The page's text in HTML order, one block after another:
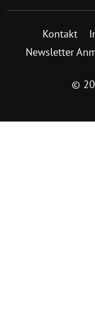
©
Kontakt
Newsletter